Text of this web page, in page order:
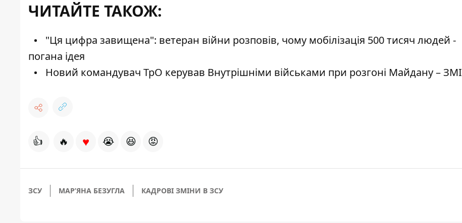
ЧИТАЙТЕ ТАКОЖ:
"Ця цифра завищена": ветеран війни розповів, чому мобілізація 500 тисяч людей -
погана ідея
Новий командувач ТрО керував Внутрішніми військами при розгоні Майдану – ЗМІ
👍 🔥 ♥ 😭 😆 😡
ЗСУ МАРʼЯНА БЕЗУГЛА КАДРОВІ ЗМІНИ В ЗСУ